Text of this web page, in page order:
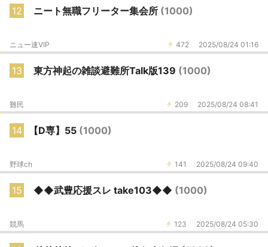
12 ニート無職フリーター集会所 (1000)
472 2025/08/24 01:16
ニュー速VIP
13 東方神起の雑談避難所Talk版139 (1000)
209 2025/08/24 08:41
難民
14 【D専】55 (1000)
141 2025/08/24 09:40
野球ch
15 ◆◆武豊応援スレ take103◆◆ (1000)
123 2025/08/24 05:30
競馬